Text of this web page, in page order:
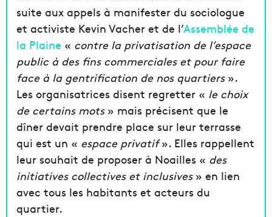
suite aux appels à manifester du sociologue
et activiste Kevin Vacher et de l’Assemblée de
la Plaine « contre la privatisation de l’espace
public à des fins commerciales et pour faire
face à la gentrification de nos quartiers».
Les organisatrices disent regretter « le choix
de certains mots» mais précisent que le
dîner devait prendre place sur leur terrasse
qui est un « espace privatif». Elles rappellent
leur souhait de proposer à Noailles « des
initiatives collectives et inclusives» en lien
avec tous les habitants et acteurs du
quartier.